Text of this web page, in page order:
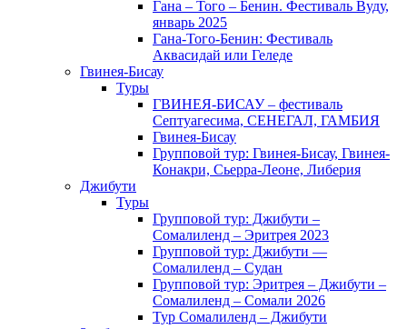
Гана – Того – Бенин. Фестиваль Вуду,
январь 2025
Гана-Того-Бенин: Фестиваль
Аквасидай или Геледе
Гвинея-Бисау
Туры
ГВИНЕЯ-БИСАУ – фестиваль
Септуагесима, СЕНЕГАЛ, ГАМБИЯ
Гвинея-Бисау
Групповой тур: Гвинея-Бисау, Гвинея-
Конакри, Сьерра-Леоне, Либерия
Джибути
Туры
Групповой тур: Джибути –
Cомалиленд – Эритрея 2023
Групповой тур: Джибути —
Сомалиленд – Судан
Групповой тур: Эритрея – Джибути –
Сомалиленд – Сомали 2026
Тур Cомалиленд – Джибути